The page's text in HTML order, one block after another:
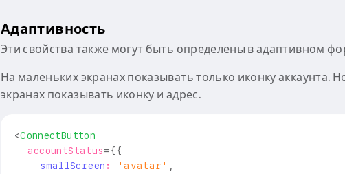
Адаптивность
Эти свойства также могут быть определены в адаптивном
На маленьких экранах показывать только иконку аккаунта.
экранах показывать иконку и адрес.
<ConnectButton
accountStatus= { {
    smallScreen
: 'avatar' ,